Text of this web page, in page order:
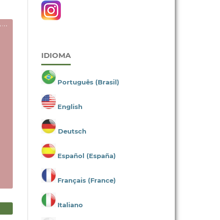
IDIOMA
Português (Brasil)
English
Deutsch
Español (España)
Français (France)
Italiano